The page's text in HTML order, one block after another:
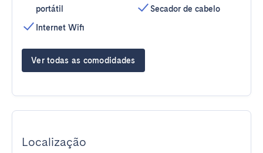
portátil
Internet Wifi
Secador de cabelo
Ver todas as comodidades
Localização